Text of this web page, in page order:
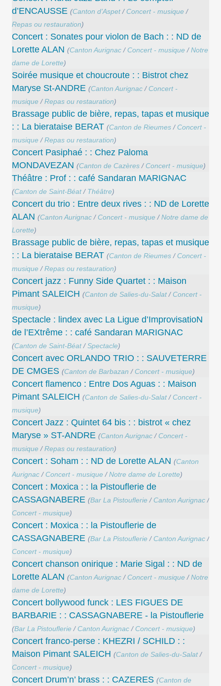
d’ENCAUSSE (Canton d’Aspet/ Concert - musique/
Repas ou restauration)
Concert : Sonates pour violon de Bach : : ND de
Lorette ALAN (Canton Aurignac/ Concert - musique/Notre
dame de Lorette)
Soirée musique et choucroute : : Bistrot chez
Maryse St-ANDRE (Canton Aurignac/ Concert -
musique/Repas ou restauration)
Brassage public de bière, repas, tapas et musique
: : La bierataise BERAT (Canton de Rieumes/ Concert -
musique/Repas ou restauration)
Concert Pasiphaé : : Chez Paloma
MONDAVEZAN (Canton de Cazères/ Concert - musique)
Théâtre : Prof : : café Sandaran MARIGNAC
(Canton de Saint-Béat/ Théâtre)
Concert du trio : Entre deux rives : : ND de Lorette
ALAN (Canton Aurignac/ Concert - musique/Notre dame de
Lorette)
Brassage public de bière, repas, tapas et musique
: : La bierataise BERAT (Canton de Rieumes/ Concert -
musique/Repas ou restauration)
Concert jazz : Funny Side Quartet : : Maison
Pimant SALEICH (Canton de Salies-du-Salat/ Concert -
musique)
Spectacle : lindex avec La Ligue d’ImprovisatioN
de l’EXtrême : : café Sandaran MARIGNAC
(Canton de Saint-Béat/Spectacle)
Concert avec ORLANDO TRIO : : SAUVETERRE
DE CMGES (Canton de Barbazan / Concert - musique)
Concert flamenco : Entre Dos Aguas : : Maison
Pimant SALEICH (Canton de Salies-du-Salat/ Concert -
musique)
Concert Jazz : Quintet 64 bis : : bistrot « chez
Maryse » ST-ANDRE (Canton Aurignac/ Concert -
musique/Repas ou restauration)
Concert : Soham : : ND de Lorette ALAN (Canton
Aurignac/ Concert - musique/Notre dame de Lorette)
Concert : Moxica : : la Pistouflerie de
CASSAGNABERE (Bar La Pistouflerie/ Canton Aurignac/
Concert - musique)
Concert : Moxica : : la Pistouflerie de
CASSAGNABERE (Bar La Pistouflerie/ Canton Aurignac/
Concert - musique)
Concert chanson onirique : Marie Sigal : : ND de
Lorette ALAN (Canton Aurignac/ Concert - musique/Notre
dame de Lorette)
Concert bollywood funck : LES FIGUES DE
BARBARIE : : CASSAGNABERE - la Pistouflerie
(Bar La Pistouflerie/ Canton Aurignac/ Concert - musique)
Concert franco-perse : KHEZRI / SCHILD : :
Maison Pimant SALEICH (Canton de Salies-du-Salat/
Concert - musique)
Concert Drum’n’ brass : : CAZERES (Canton de